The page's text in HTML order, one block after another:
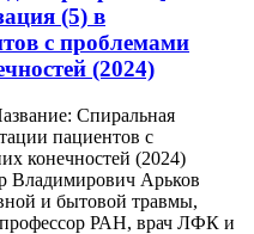
(5) в
с проблемами
(2024)
Спиральная
пациентов с
конечностей (2024)
Владимирович Арьков
и бытовой травмы,
РАН, врач ЛФК и